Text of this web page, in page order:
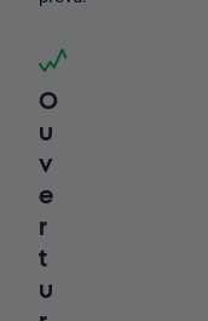
O
u
v
e
r
t
u